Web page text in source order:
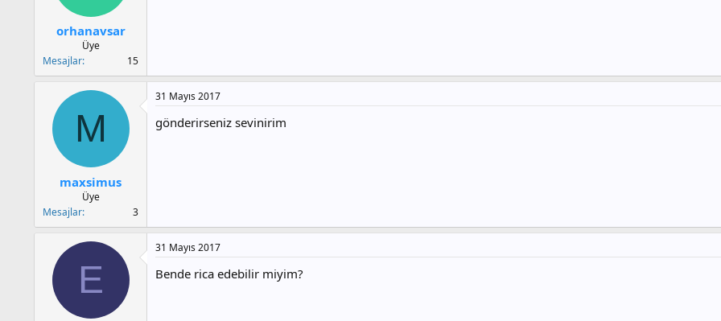
orhanavsar
Üye
Mesajlar
15
M
maxsimus
Üye
Mesajlar
3
31 Mayıs 2017
gönderirseniz sevinirim
E
31 Mayıs 2017
Bende rica edebilir miyim?